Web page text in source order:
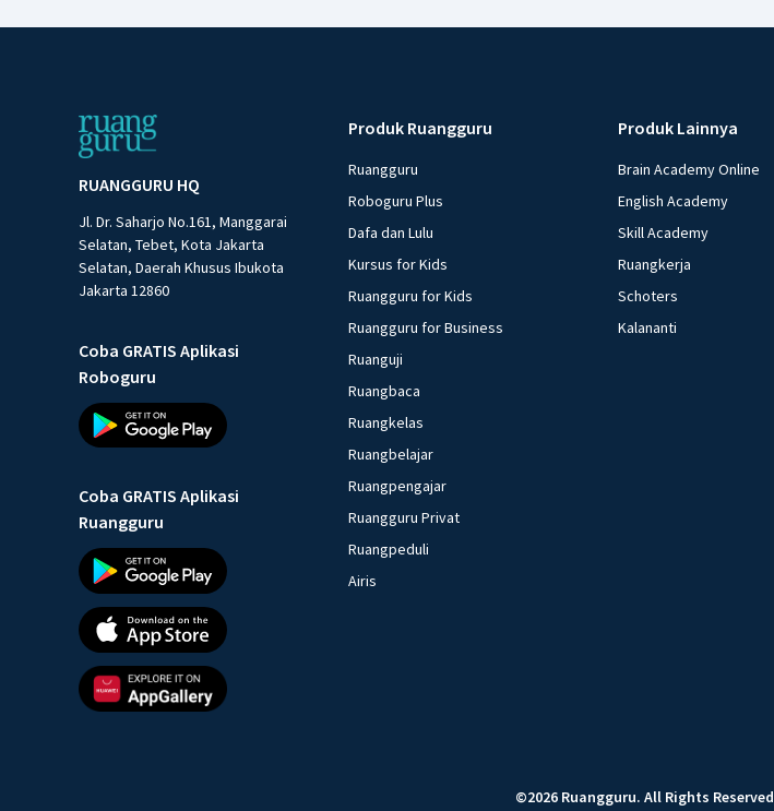
RUANGGURU HQ
Jl. Dr. Saharjo No.161, Manggarai
Selatan, Tebet, Kota Jakarta
Selatan, Daerah Khusus Ibukota
Jakarta 12860
Coba GRATIS Aplikasi
Roboguru
Coba GRATIS Aplikasi
Ruangguru
Produk Ruangguru
Ruangguru
Roboguru Plus
Dafa dan Lulu
Kursus for Kids
Ruangguru for Kids
Ruangguru for Business
Ruanguji
Ruangbaca
Ruangkelas
Ruangbelajar
Ruangpengajar
Ruangguru Privat
Ruangpeduli
Airis
Produk Lainnya
Brain Academy Online
English Academy
Skill Academy
Ruangkerja
Schoters
Kalananti
©2026 Ruangguru. All Rights Reserved